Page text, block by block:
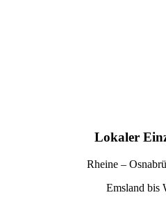
Lokaler
Rheine –
Emsland bis